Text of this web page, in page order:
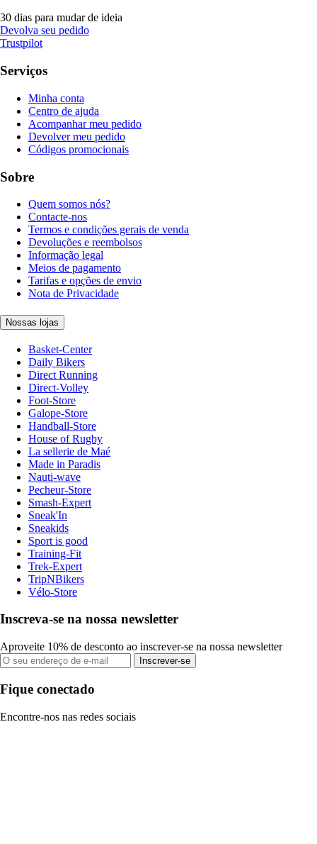
30 dias para mudar de ideia
Devolva seu pedido
Trustpilot
Serviços
Minha conta
Centro de ajuda
Acompanhar meu pedido
Devolver meu pedido
Códigos promocionais
Sobre
Quem somos nós?
Contacte-nos
Termos e condições gerais de venda
Devoluções e reembolsos
Informação legal
Meios de pagamento
Tarifas e opções de envio
Nota de Privacidade
Nossas lojas
Basket-Center
Daily Bikers
Direct Running
Direct-Volley
Foot-Store
Galope-Store
Handball-Store
House of Rugby
La sellerie de Maé
Made in Paradis
Nauti-wave
Pecheur-Store
Smash-Expert
Sneak'In
Sneakids
Sport is good
Training-Fit
Trek-Expert
TripNBikers
Vélo-Store
Inscreva-se na nossa newsletter
Aproveite 10% de desconto ao inscrever-se na nossa newsletter
Inscrever-se
Fique conectado
Encontre-nos nas redes sociais